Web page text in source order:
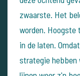
zwaarste. Het
worden. Hoogste
in de laten.
strategie hebben